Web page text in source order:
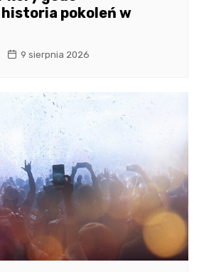
pokoleń w
9 sierpnia 2026